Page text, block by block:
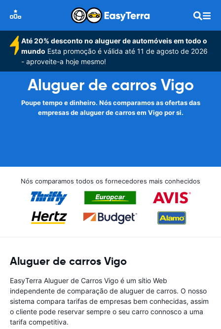
Até 20% desconto no aluguer de automóveis em todo o
mundo Esta promoção é válida até 11 de agosto de 2026
- aproveite-a hoje mesmo!
Aluguer de carros Vigo
Poupe tempo e dinheiro. Nós comparamos as ofertas das
empresas de aluguer de carros em Vigo por si.
Nós comparamos todos os fornecedores mais conhecidos
Aluguer de carros Vigo
EasyTerra Aluguer de Carros Vigo é um sítio Web
independente de comparação de aluguer de carros. O nosso
sistema compara tarifas de empresas bem conhecidas, assim
o cliente pode reservar sempre o seu carro connosco a uma
tarifa competitiva.